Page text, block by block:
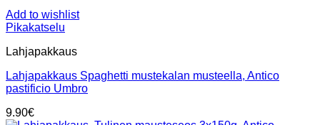
Add to wishlist
Pikakatselu
Lahjapakkaus
Lahjapakkaus Spaghetti mustekalan musteella, Antico
pastificio Umbro
9.90€